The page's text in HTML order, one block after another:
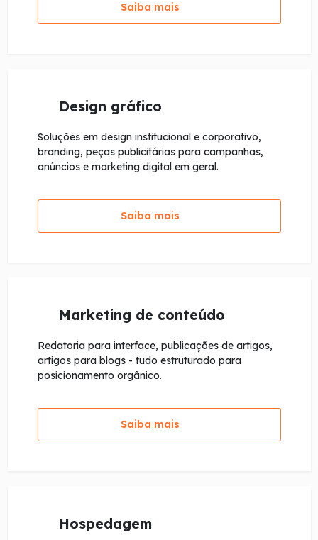
Saiba mais
Design gráfico
Soluções em design institucional e corporativo,
branding, peças publicitárias para campanhas,
anúncios e marketing digital em geral.
Saiba mais
Marketing de conteúdo
Redatoria para interface, publicações de artigos,
artigos para blogs - tudo estruturado para
posicionamento orgânico.
Saiba mais
Hospedagem